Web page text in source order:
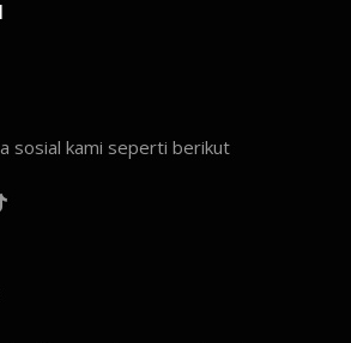
sosial kami seperti berikut